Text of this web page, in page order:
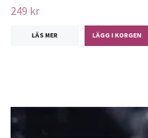
249 kr
LÄS MER